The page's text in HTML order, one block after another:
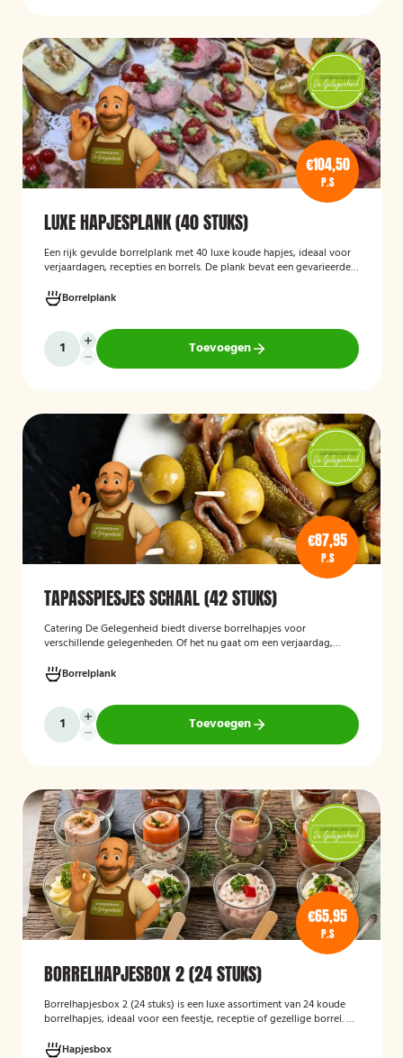
€104,50
P.S
LUXE HAPJESPLANK (40 STUKS)
Een rijk gevulde borrelplank met 40 luxe koude hapjes, ideaal voor
verjaardagen, recepties en borrels. De plank bevat een gevarieerde
stijlvol worden gepresenteerd, zodat je gasten direct kunnen
genieten.
Borrelplank
Toevoegen
€87,95
P.S
TAPASSPIESJES SCHAAL (42 STUKS)
Catering De Gelegenheid biedt diverse borrelhapjes voor
verschillende gelegenheden. Of het nu gaat om een verjaardag,
Hieronder ziet u een selectie uit ons aanbod. De tapasspiesjesschaal
is geschikt voor maximaal 6 personen.
Borrelplank
Toevoegen
€65,95
P.S
BORRELHAPJESBOX 2 (24 STUKS)
Borrelhapjesbox 2 (24 stuks) is een luxe assortiment van 24 koude
borrelhapjes, ideaal voor een feestje, receptie of gezellige borrel. De
klaar worden geleverd, zodat u uw gasten eenvoudig kunt trakteren
Hapjesbox